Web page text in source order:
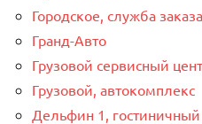
Городское, служба
Гранд-Авто
Грузовой сервисный
Грузовой, автокомплекс
Дельфин 1,